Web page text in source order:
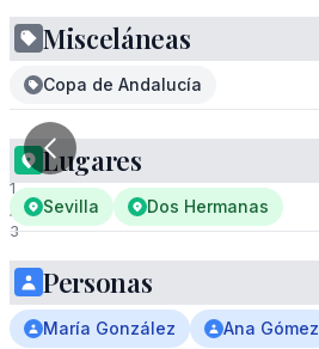
1
/
3
El
Club
Misceláneas
Copa de Andalucía
Lugares
Sevilla Dos Hermanas
Personas
María González Ana Gómez